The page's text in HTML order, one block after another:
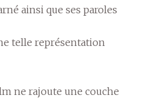
ainsi que ses paroles
telle représentation
ne rajoute une couche